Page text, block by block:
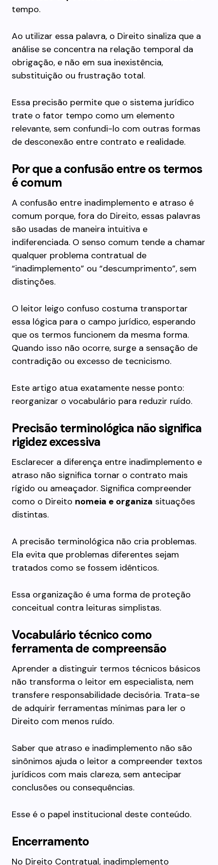
tempo.
Ao utilizar essa palavra, o Direito sinaliza que a
análise se concentra na relação temporal da
obrigação, e não em sua inexistência,
substituição ou frustração total.
Essa precisão permite que o sistema jurídico
trate o fator tempo como um elemento
relevante, sem confundi-lo com outras formas
de desconexão entre contrato e realidade.
Por que a confusão entre os termos
é comum
A confusão entre inadimplemento e atraso é
comum porque, fora do Direito, essas palavras
são usadas de maneira intuitiva e
indiferenciada. O senso comum tende a chamar
qualquer problema contratual de
“inadimplemento” ou “descumprimento”, sem
distinções.
O leitor leigo confuso costuma transportar
essa lógica para o campo jurídico, esperando
que os termos funcionem da mesma forma.
Quando isso não ocorre, surge a sensação de
contradição ou excesso de tecnicismo.
Este artigo atua exatamente nesse ponto:
reorganizar o vocabulário para reduzir ruído.
Precisão terminológica não significa
rigidez excessiva
Esclarecer a diferença entre inadimplemento e
atraso não significa tornar o contrato mais
rígido ou ameaçador. Significa compreender
como o Direito nomeia e organiza situações
distintas.
A precisão terminológica não cria problemas.
Ela evita que problemas diferentes sejam
tratados como se fossem idênticos.
Essa organização é uma forma de proteção
conceitual contra leituras simplistas.
Vocabulário técnico como
ferramenta de compreensão
Aprender a distinguir termos técnicos básicos
não transforma o leitor em especialista, nem
transfere responsabilidade decisória. Trata-se
de adquirir ferramentas mínimas para ler o
Direito com menos ruído.
Saber que atraso e inadimplemento não são
sinônimos ajuda o leitor a compreender textos
jurídicos com mais clareza, sem antecipar
conclusões ou consequências.
Esse é o papel institucional deste conteúdo.
Encerramento
No Direito Contratual, inadimplemento